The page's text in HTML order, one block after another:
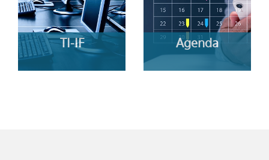
TI-IF Agenda